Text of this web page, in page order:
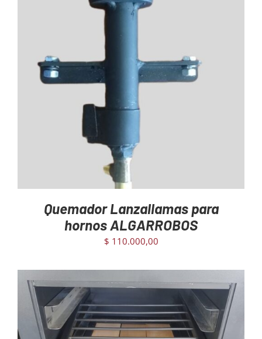
AGREGAR AL CARRITO DETAILS
Quemador Lanzallamas para
hornos ALGARROBOS
$ 110.000,00